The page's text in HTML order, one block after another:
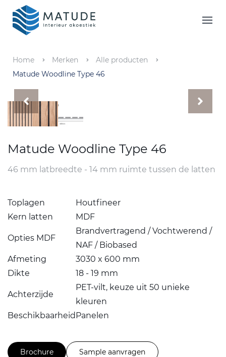
Home
Merken
Inspiratie & Tools
Oplossingen
Home Merken
Alle producten
Matude Woodline Type 46
Matude Woodline Type 46
46 mm latbreedte - 14 mm ruimte tussen de latten
Toplagen
Houtfineer
Kern latten
MDF
Opties MDF
Brandvertragend / Vochtwerend /
NAF / Biobased
Afmeting
3030 x 600 mm
Dikte
18 - 19 mm
Achterzijde
PET-vilt, keuze uit 50 unieke
kleuren
BeschikbaarheidPanelen
Brochure Sample aanvragen